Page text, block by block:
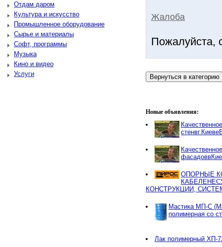
Отдам даром
Культура и искусство
Промышленное оборудование
Сырье и материалы
Софт, программы
Музыка
Кино и видео
Услуги
Жалоба
Пожалуйста,
Новые объявления:
ОПОРНЫЕ
КОНСТРУКЦИИ,
Мастика МП-С
полимерная со
Лак полимерный ХП-